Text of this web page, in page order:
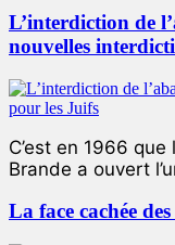
L’interdiction de
nouvelles
C’est en 1966
Brande a ouvert
La face cachée